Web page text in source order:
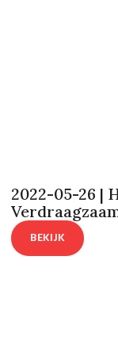
2022-05-26 |
BEKIJK